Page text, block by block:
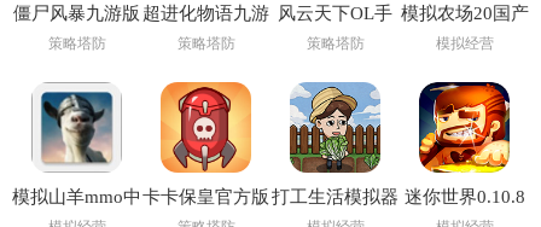
僵尸风暴九游版
策略塔防
超进化物语九游
版
策略塔防
风云天下OL手
游
策略塔防
模拟农场20国产
卡车(FS 20)
模拟经营
模拟山羊mmo中
文版下载(Goat
卡卡保皇官方版 打工生活模拟器
免广告最新版
迷你世界0.10.8
版本下载安装